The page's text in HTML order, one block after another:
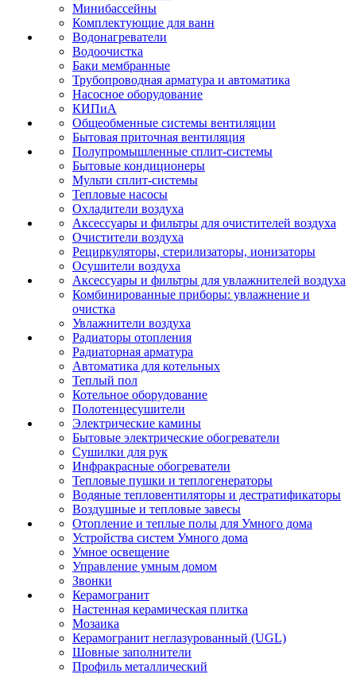
Минибассейны
Комплектующие для ванн
Водонагреватели
Водоочистка
Баки мембранные
Трубопроводная арматура и автоматика
Насосное оборудование
КИПиА
Общеобменные системы вентиляции
Бытовая приточная вентиляция
Полупромышленные сплит-системы
Бытовые кондиционеры
Мульти сплит-системы
Тепловые насосы
Охладители воздуха
Аксессуары и фильтры для очистителей воздуха
Очистители воздуха
Рециркуляторы, стерилизаторы, ионизаторы
Осушители воздуха
Аксессуары и фильтры для увлажнителей воздуха
Комбинированные приборы: увлажнение и
очистка
Увлажнители воздуха
Радиаторы отопления
Радиаторная арматура
Автоматика для котельных
Теплый пол
Котельное оборудование
Полотенцесушители
Электрические камины
Бытовые электрические обогреватели
Сушилки для рук
Инфракрасные обогреватели
Тепловые пушки и теплогенераторы
Водяные тепловентиляторы и дестратификаторы
Воздушные и тепловые завесы
Отопление и теплые полы для Умного дома
Устройства систем Умного дома
Умное освещение
Управление умным домом
Звонки
Керамогранит
Настенная керамическая плитка
Мозаика
Керамогранит неглазурованный (UGL)
Шовные заполнители
Профиль металлический